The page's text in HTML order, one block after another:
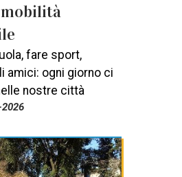
fare sport,
amici: ogni giorno ci
nostre città